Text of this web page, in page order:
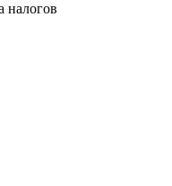
налогов